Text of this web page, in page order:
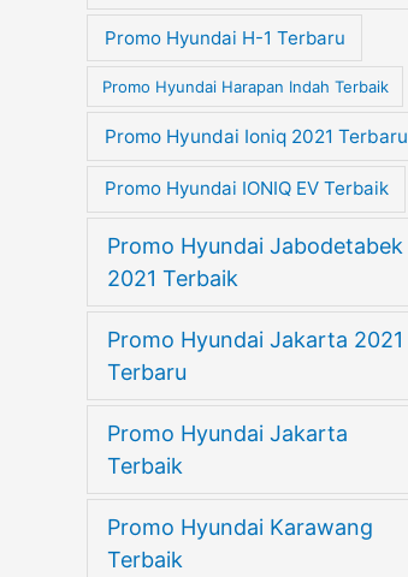
Promo Hyundai H-1 Terbaru
Promo Hyundai Harapan Indah Terbaik
Promo Hyundai Ioniq 2021 Terbaru
Promo Hyundai IONIQ EV Terbaik
Promo Hyundai Jabodetabek
2021 Terbaik
Promo Hyundai Jakarta 2021
Terbaru
Promo Hyundai Jakarta
Terbaik
Promo Hyundai Karawang
Terbaik